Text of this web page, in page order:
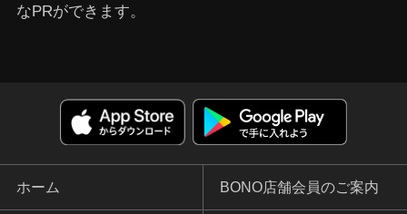
なPRができます。
ホーム BONO店舗会員のご案内